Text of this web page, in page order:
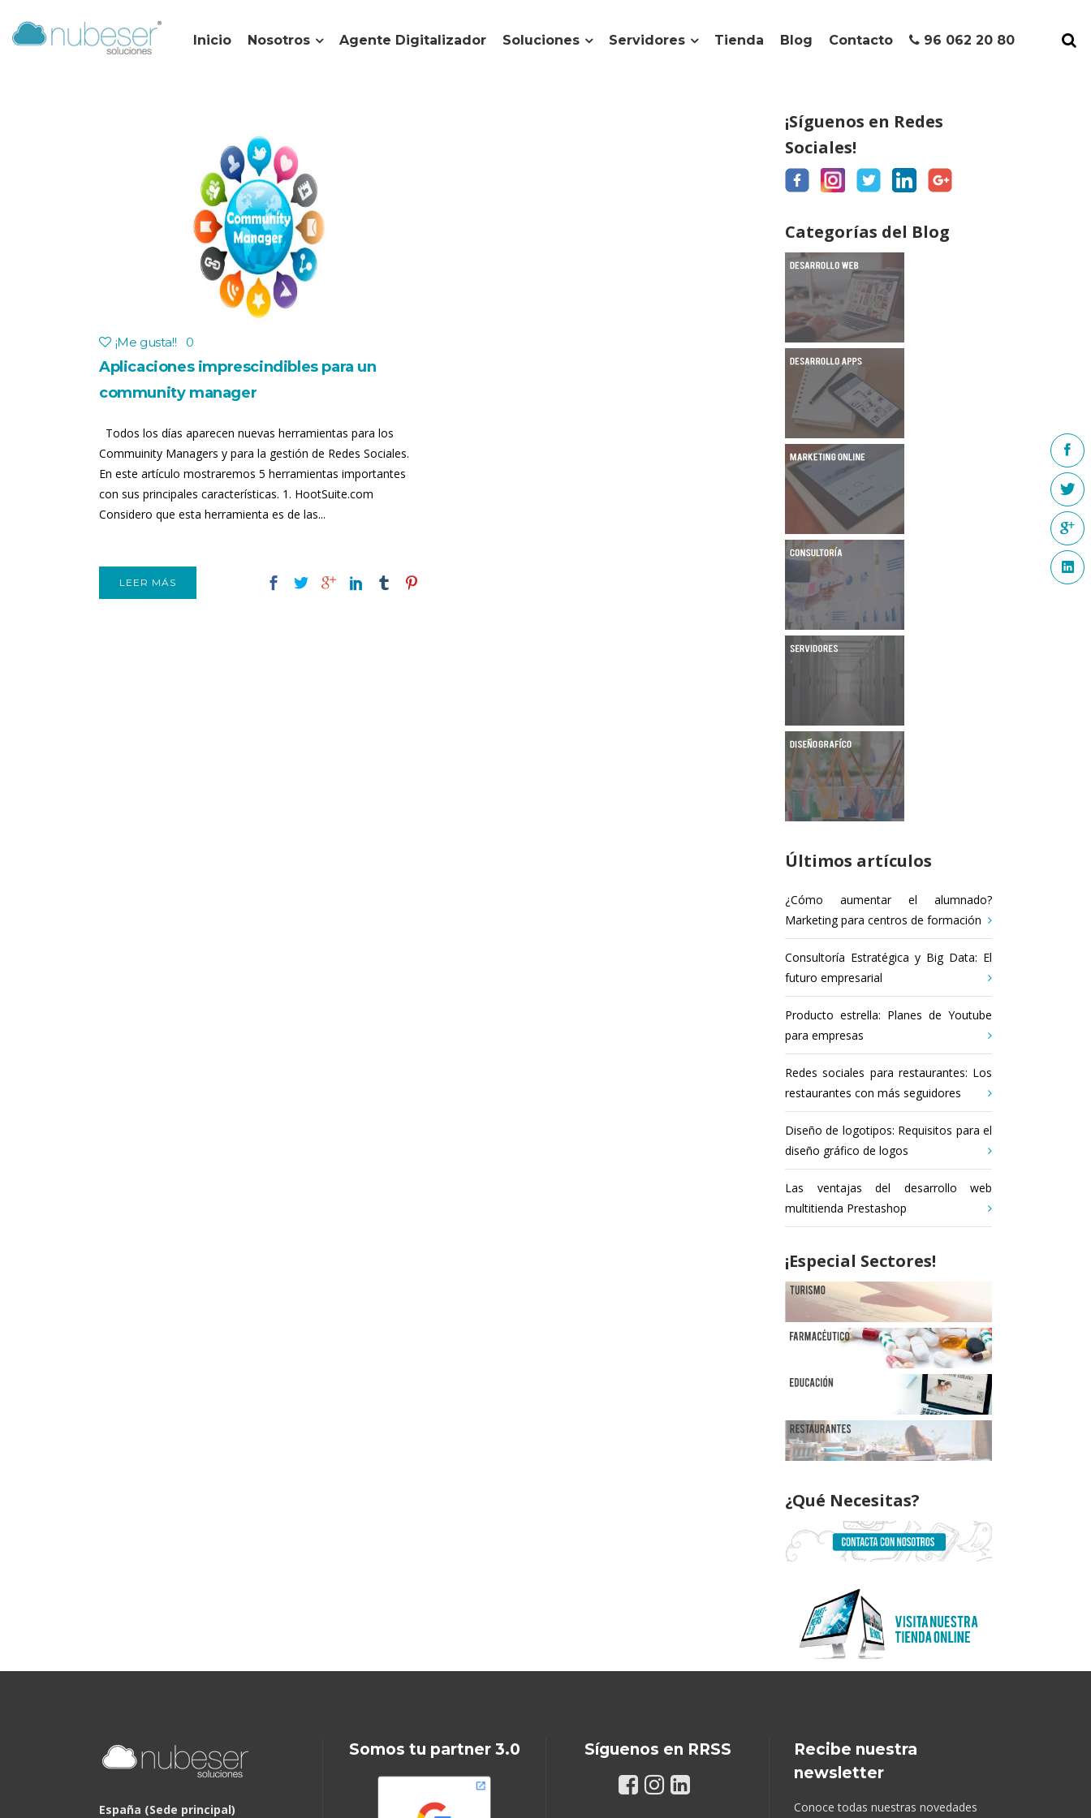
Inicio Nosotros Agente Digitalizador Soluciones Servidores Tienda Blog Contacto 96 062 20 80
¡Me gusta!! 0
Aplicaciones imprescindibles para un
community manager
Todos los días aparecen nuevas herramientas para los
Commuinity Managers y para la gestión de Redes Sociales.
En este artículo mostraremos 5 herramientas importantes
con sus principales características. 1. HootSuite.com
Considero que esta herramienta es de las...
LEER MÁS
¡Síguenos en Redes
Sociales!
Categorías del Blog
Últimos artículos
¿Cómo aumentar el alumnado?
Marketing para centros de formación
Consultoría Estratégica y Big Data: El
futuro empresarial
Producto estrella: Planes de Youtube
para empresas
Redes sociales para restaurantes: Los
restaurantes con más seguidores
Diseño de logotipos: Requisitos para el
diseño gráfico de logos
Las ventajas del desarrollo web
multitienda Prestashop
¡Especial Sectores!
¿Qué Necesitas?
España (Sede principal)
Somos tu partner 3.0 Síguenos en RRSS
Recibe nuestra
newsletter
Conoce todas nuestras novedades